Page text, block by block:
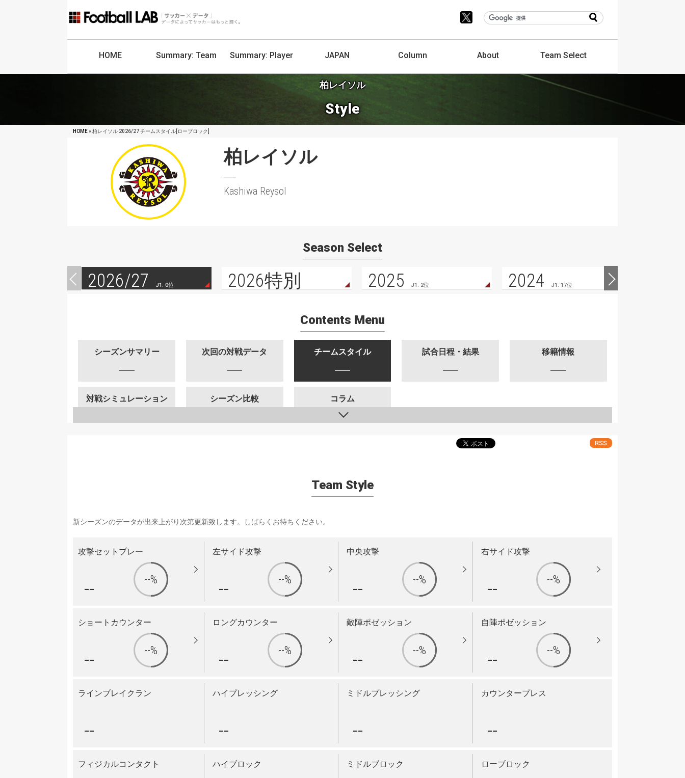
HOME Summary: Team Summary: Player JAPAN Column About TeamSelect
柏レイソル
Style
HOME» 柏レイソル 2026/27 チームスタイル[ローブロック]
柏レイソル
Kashiwa Reysol
Season Select
2026/27 J1. 0位 2026特別 2025 J1. 2位 2024 J1. 17位
Contents Menu
シーズンサマリー 次回の対戦データ チームスタイル 試合日程・結果 移籍情報
対戦シミュレーション シーズン比較 コラム
RSS
Team Style
新シーズンのデータが出来上がり次第更新致します。しばらくお待ちください。
攻撃セットプレー
-- --%
左サイド攻撃
-- --%
中央攻撃
-- --%
右サイド攻撃
-- --%
ショートカウンター
-- --%
ロングカウンター
-- --%
敵陣ポゼッション
-- --%
自陣ポゼッション
-- --%
ラインブレイクラン
--
ハイプレッシング
--
ミドルプレッシング
--
カウンタープレス
--
フィジカルコンタクト ハイブロック ミドルブロック ローブロック